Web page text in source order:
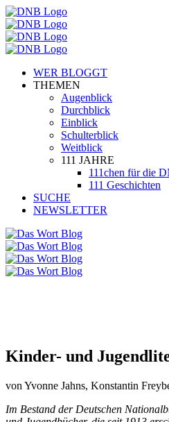
WER BLOGGT
THEMEN
Augenblick
Durchblick
Einblick
Schulterblick
Weitblick
111 JAHRE
111chen für die
111 Geschichten
SUCHE
NEWSLETTER
Kinder- und
von Yvonne Jahns, Konstantin
Im Bestand der Deutschen